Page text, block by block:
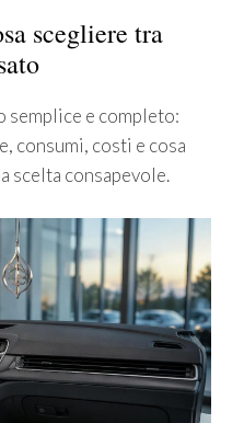
scegliere tra
semplice e completo:
consumi, costi e cosa
scelta consapevole.